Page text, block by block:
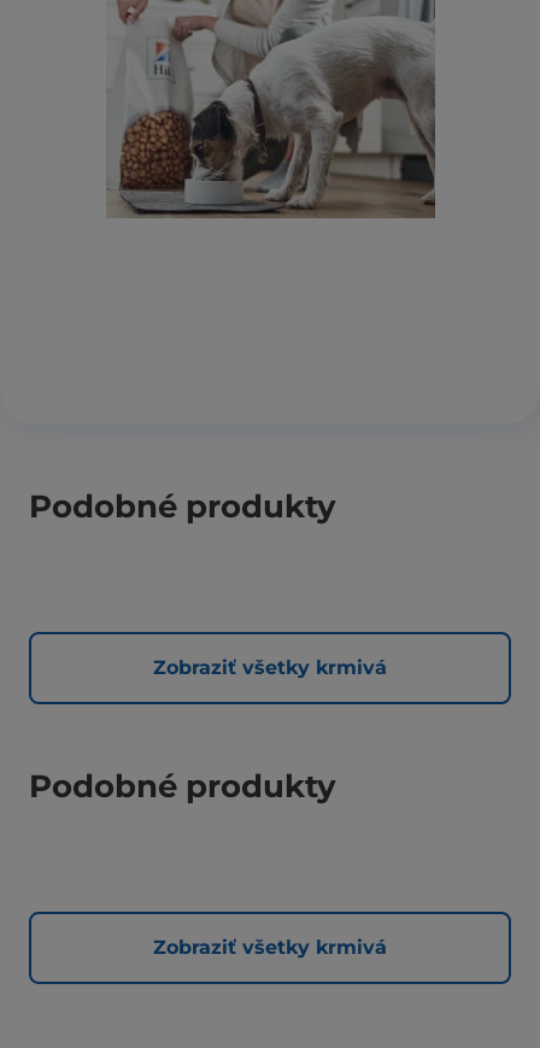
Podobné produkty
Zobraziť všetky krmivá
Podobné produkty
Zobraziť všetky krmivá